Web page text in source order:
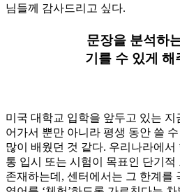
님들께 감사드리고 싶다.
문장을 분석하
기를 수 있게 해
미국 대학교 입학을 앞두고 있는
어가서 뿐만 아니라 평생 동안 쓸
많이 배웠던 것 같다. 우리나라에서
통 입시 또는 시험이 목표인 단기
존재하는데, 센터에서는 그 한계를